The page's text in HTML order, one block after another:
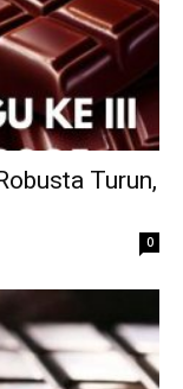
Turun,
0